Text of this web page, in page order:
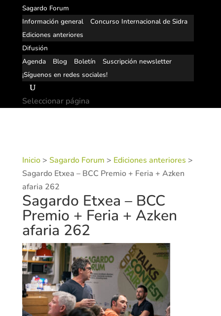
Sagardo Forum
Información general
Concurso Internacional de Sidra
Ediciones anteriores
Difusión
Agenda
Blog Boletín
Suscripción newsletter
¡Síguenos en redes sociales!
Seleccionar página
Inicio> Sagardo Forum > Ediciones anteriores >
Sagardo Etxea – BCC Premio + Feria + Azken
afaria 262
Sagardo Etxea – BCC
Premio + Feria + Azken
afaria 262